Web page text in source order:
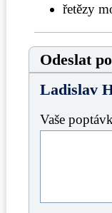
řetězy
Odeslat
Ladislav
Vaše